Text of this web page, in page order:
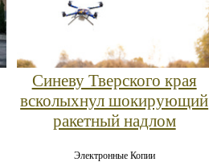
Синеву Тверского края
всколыхнул шокирующий
ракетный надлом
Электронные Копии